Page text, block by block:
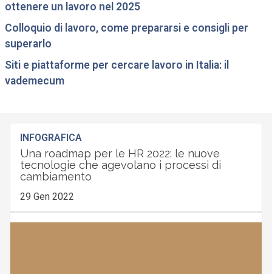
ottenere un lavoro nel 2025
Colloquio di lavoro, come prepararsi e consigli per
superarlo
Siti e piattaforme per cercare lavoro in Italia: il
vademecum
INFOGRAFICA
Una roadmap per le HR 2022: le nuove
tecnologie che agevolano i processi di
cambiamento
29 Gen 2022